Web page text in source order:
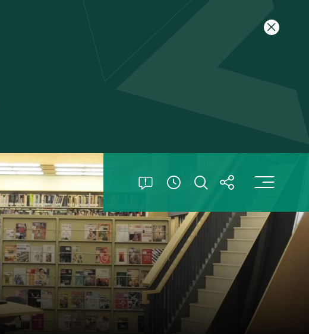
關閉特別
打開特別公告
查看開放時間信息
打開搜索打開分享打